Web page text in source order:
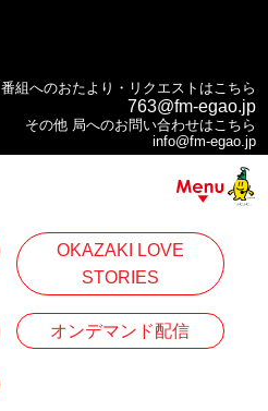
番組へのおたより・リクエストはこちら
763@fm-egao.jp
その他 局へのお問い合わせはこちら
info@fm-egao.jp
OKAZAKI LOVE
STORIES
オンデマンド配信